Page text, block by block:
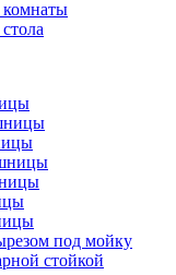
под мойку
стойкой